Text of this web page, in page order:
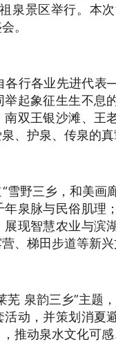
泉景区举行。本
。
各行各业先进代
起象征生生不息
双王银沙滩、王
、护泉、传泉的
雪野三乡，和美
泉脉与民俗肌理
现智慧农业与滨
、梯田步道等新
芜 泉韵三乡”主题
动，并策划消夏
推动泉水文化可